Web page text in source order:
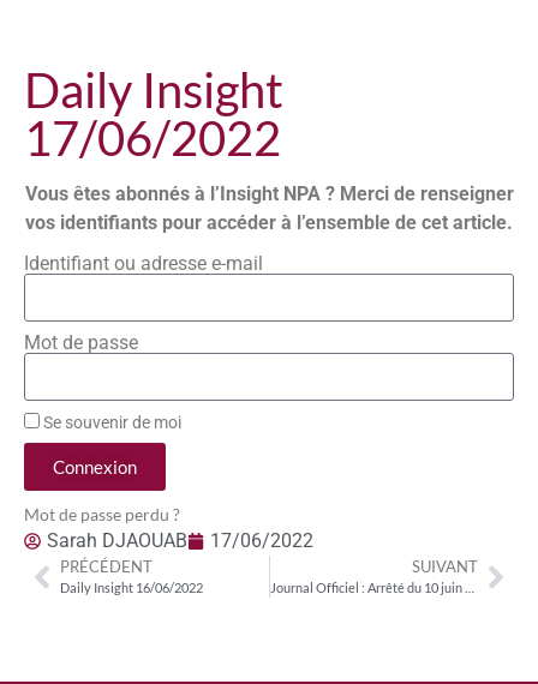
Daily Insight
17/06/2022
Vous êtes abonnés à l’Insight NPA ? Merci de renseigner
vos identifiants pour accéder à l’ensemble de cet article.
Identifiant ou adresse e-mail
Mot de passe
Se souvenir de moi
Connexion
Mot de passe perdu ?
Sarah DJAOUAB 17/06/2022
PRÉCÉDENT
Daily Insight 16/06/2022
SUIVANT